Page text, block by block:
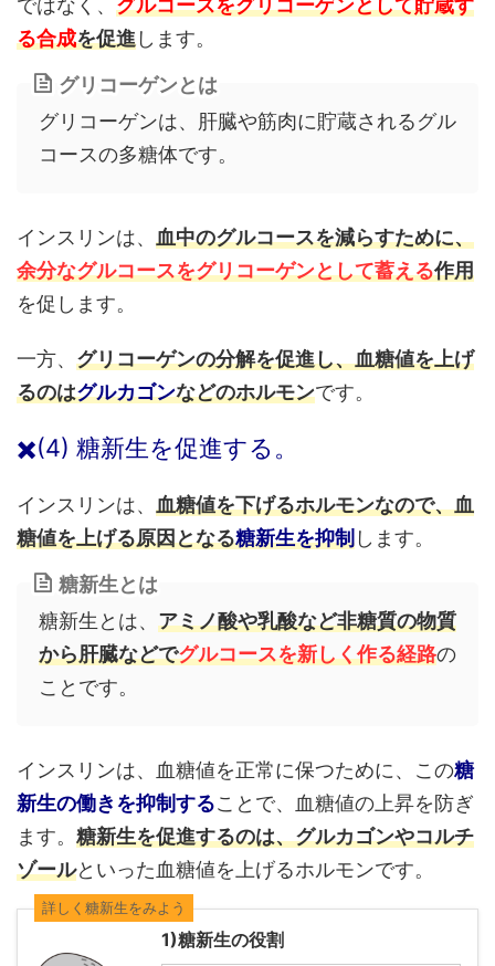
ではなく、 グルコースをグリコーゲンとして貯蔵す
る合成を促進します。
グリコーゲンとは
グリコーゲンは、肝臓や筋肉に貯蔵されるグル
コースの多糖体です。
インスリンは、 血中のグルコースを減らすために、
余分なグルコースをグリコーゲンとして蓄える作用
を促します。
一方、 グリコーゲンの分解を促進し、血糖値を上げ
るのはグルカゴンなどのホルモンです。
✖️(4) 糖新生を促進する。
インスリンは、 血糖値を下げるホルモンなので、血
糖値を上げる原因となる糖新生を抑制します。
糖新生とは
糖新生とは、 アミノ酸や乳酸など非糖質の物質
から肝臓などでグルコースを新しく作る経路の
ことです。
インスリンは、血糖値を正常に保つために、この糖
新生の働きを抑制することで、血糖値の上昇を防ぎ
ます。 糖新生を促進するのは、グルカゴンやコルチ
ゾールといった血糖値を上げるホルモンです。
詳しく糖新生をみよう
1)糖新生の役割